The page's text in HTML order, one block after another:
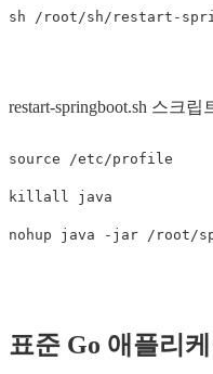
restart-springboot.sh 스크
source /etc/profile
killall java
표준 Go 애플리